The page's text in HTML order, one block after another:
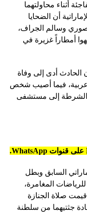
أثناء محاولتهما
أن الضحايا
وسالم الجراف،
16 متسلقاً واجهوا أمطاراً غزيرة في
أدى إلى وفاة
فيما أصيب شخص
الشرطة إلى مستشفى
السابق وبطل
المغامرة،
صلاة الجنازة
جثتيهما من سلطنة